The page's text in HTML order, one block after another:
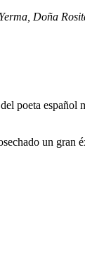
Yerma, Doña
poeta español
un gran